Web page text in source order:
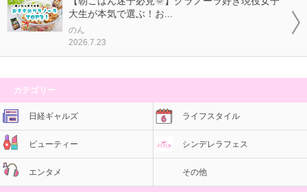
大生が本気で選ぶ！お...
のん
2026.7.23
カテゴリー
日経ギャルズ ライフスタイル
ビューティー シンデレラフェス
エンタメ その他